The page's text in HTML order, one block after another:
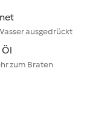
ausgedrückt
zum Braten